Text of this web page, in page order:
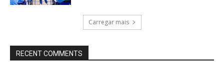
Carregar mais
RECENT COMMENTS